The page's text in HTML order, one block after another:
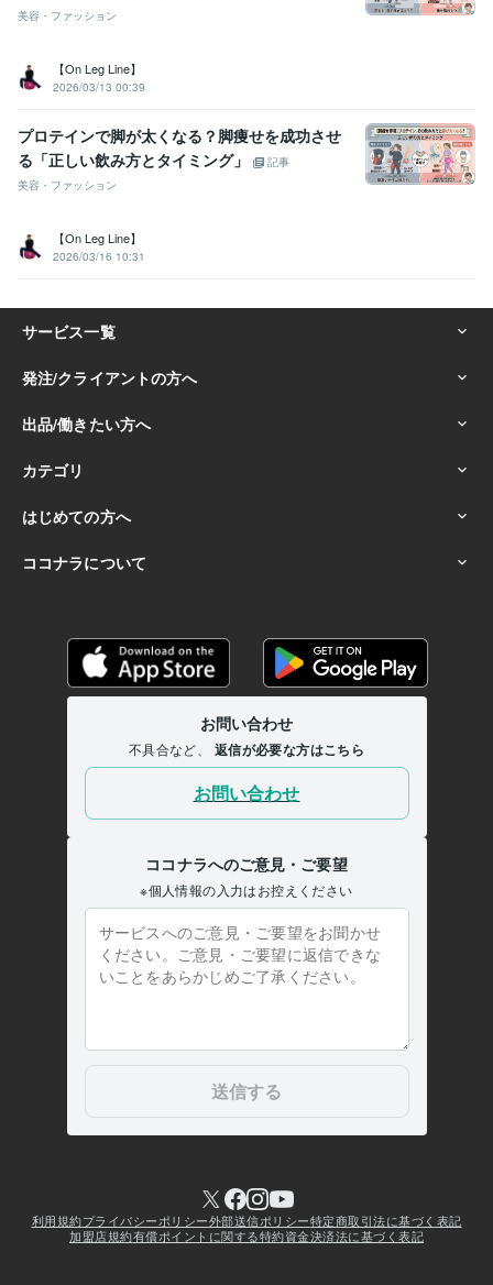
美容・ファッション
【On Leg Line】
2026/03/13 00:39
プロテインで脚が太くなる？脚痩せを成功させ
る「正しい飲み方とタイミング」
記事
美容・ファッション
【On Leg Line】
2026/03/16 10:31